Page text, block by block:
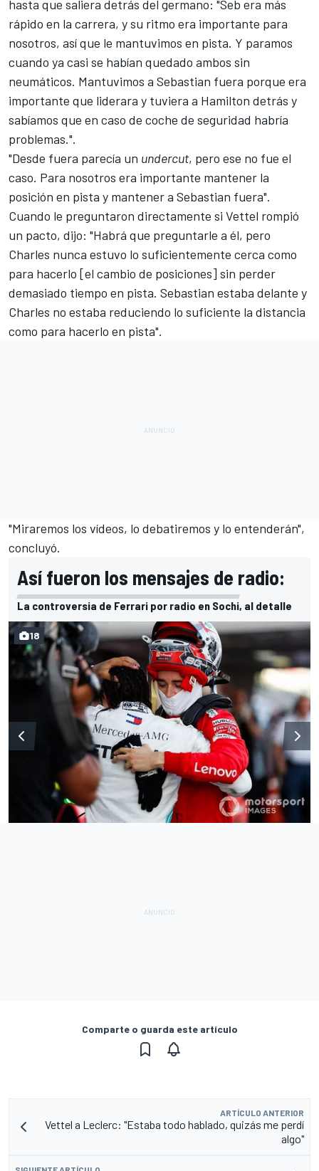
hasta que saliera detrás del germano: "Seb era más
rápido en la carrera, y su ritmo era importante para
nosotros, así que le mantuvimos en pista. Y paramos
cuando ya casi se habían quedado ambos sin
neumáticos. Mantuvimos a Sebastian fuera porque era
importante que liderara y tuviera a Hamilton detrás y
sabíamos que en caso de coche de seguridad habría
problemas.".
"Desde fuera parecía un undercut, pero ese no fue el
caso. Para nosotros era importante mantener la
posición en pista y mantener a Sebastian fuera".
Cuando le preguntaron directamente si Vettel rompió
un pacto, dijo: "Habrá que preguntarle a él, pero
Charles nunca estuvo lo suficientemente cerca como
para hacerlo [el cambio de posiciones] sin perder
demasiado tiempo en pista. Sebastian estaba delante y
Charles no estaba reduciendo lo suficiente la distancia
como para hacerlo en pista".
"Miraremos los vídeos, lo debatiremos y lo entenderán",
concluyó.
Así fueron los mensajes de radio:
La controversia de Ferrari por radio en Sochi, al detalle
18
Comparte o guarda este artículo
ARTÍCULO ANTERIOR
Vettel a Leclerc: "Estaba todo hablado, quizás me perdí
algo"